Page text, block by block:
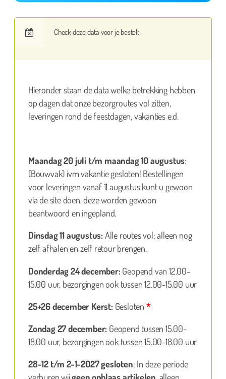
Check deze data voor je bestelt
Hieronder staan de data welke betrekking hebben
op dagen dat onze bezorgroutes vol zitten,
leveringen rond de feestdagen, vakanties e.d.
Maandag 20 juli t/m maandag 10 augustus:
(Bouwvak) ivm vakantie gesloten! Bestellingen
voor leveringen vanaf 11 augustus kunt u gewoon
via de site doen, deze worden gewoon
beantwoord en ingepland.
Dinsdag 11 augustus:Alle routes vol; alleen nog
zelf afhalen en zelf retour brengen.
Donderdag 24 december:Geopend van 12.00-
15.00 uur, bezorgingen ook tussen 12.00-15.00 uur
25+26 december Kerst:Gesloten *
Zondag 27 december: Geopend tussen 15.00-
18.00 uur, bezorgingen ook tussen 15.00-18.00 uur.
28-12 t/m 2-1-2027 gesloten: In deze periode